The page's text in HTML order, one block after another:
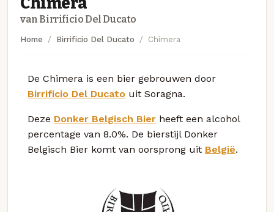
van Birrificio Del Ducato
Home Birrificio Del Ducato Chimera
De Chimera is een bier gebrouwen door
Birrificio Del Ducato uit Soragna.
Deze Donker Belgisch Bier heeft een alcohol
percentage van 8.0%. De bierstijl Donker
Belgisch Bier komt van oorsprong uit België.